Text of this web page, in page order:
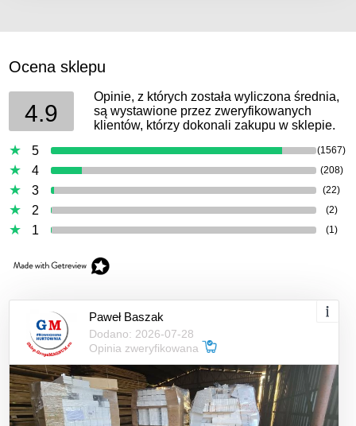
Ocena sklepu
4.9
Opinie, z których została wyliczona średnia,
są wystawione przez zweryfikowanych
klientów, którzy dokonali zakupu w sklepie.
5
(1567)
4 (208)
3 (22)
2 (2)
1 (1)
Paweł Baszak
Dodano: 2026-07-28
Opinia zweryfikowana